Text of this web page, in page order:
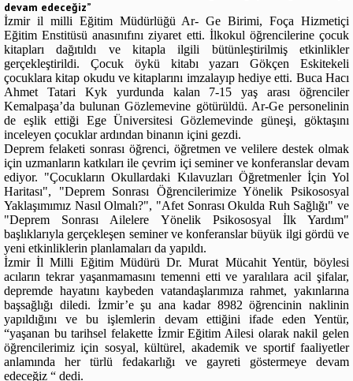
devam edeceğiz”
İzmir il milli Eğitim Müdürlüğü Ar- Ge Birimi, Foça Hizmetiçi
Eğitim Enstitüsü anasınıfını ziyaret etti. İlkokul öğrencilerine çocuk
kitapları dağıtıldı ve kitapla ilgili bütünleştirilmiş etkinlikler
gerçekleştirildi. Çocuk öykü kitabı yazarı Gökçen Eskitekeli
çocuklara kitap okudu ve kitaplarını imzalayıp hediye etti. Buca Hacı
Ahmet Tatari Kyk yurdunda kalan 7-15 yaş arası öğrenciler
Kemalpaşa’da bulunan Gözlemevine götürüldü. Ar-Ge personelinin
de eşlik ettiği Ege Üniversitesi Gözlemevinde güneşi, göktaşını
inceleyen çocuklar ardından binanın içini gezdi.
Deprem felaketi sonrası öğrenci, öğretmen ve velilere destek olmak
için uzmanların katkıları ile çevrim içi seminer ve konferanslar devam
ediyor. "Çocukların Okullardaki Kılavuzları Öğretmenler İçin Yol
Haritası", "Deprem Sonrası Öğrencilerimize Yönelik Psikososyal
Yaklaşımımız Nasıl Olmalı?", "Afet Sonrası Okulda Ruh Sağlığı" ve
"Deprem Sonrası Ailelere Yönelik Psikososyal İlk Yardım"
başlıklarıyla gerçekleşen seminer ve konferanslar büyük ilgi gördü ve
yeni etkinliklerin planlamaları da yapıldı.
İzmir İl Milli Eğitim Müdürü Dr. Murat Mücahit Yentür, böylesi
acıların tekrar yaşanmamasını temenni etti ve yaralılara acil şifalar,
depremde hayatını kaybeden vatandaşlarımıza rahmet, yakınlarına
başsağlığı diledi. İzmir’e şu ana kadar 8982 öğrencinin naklinin
yapıldığını ve bu işlemlerin devam ettiğini ifade eden Yentür,
“yaşanan bu tarihsel felakette İzmir Eğitim Ailesi olarak nakil gelen
öğrencilerimiz için sosyal, kültürel, akademik ve sportif faaliyetler
anlamında her türlü fedakarlığı ve gayreti göstermeye devam
edeceğiz “ dedi.